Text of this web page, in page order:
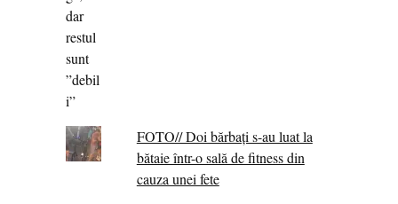
FOTO// Doi bărbați s-au luat la
bătaie într-o sală de fitness din
cauza unei fete